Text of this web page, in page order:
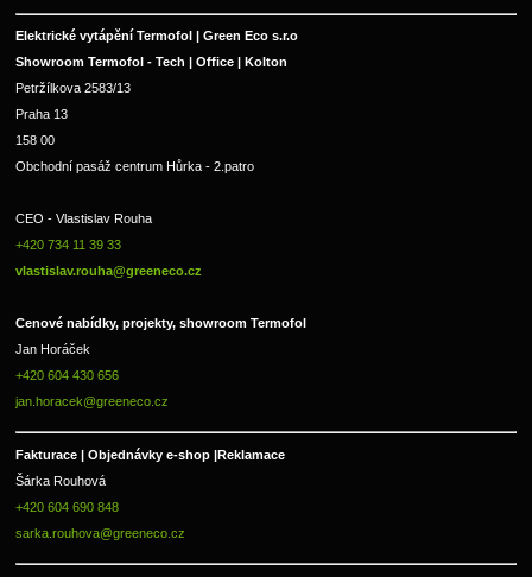
Elektrické vytápění Termofol | Green Eco s.r.o
Showroom Termofol - Tech | Office | Kolton
Petržílkova 2583/13
Praha 13
158 00
Obchodní pasáž centrum Hůrka - 2.patro
CEO - Vlastislav Rouha
+420 734 11 39 33
vlastislav.rouha@greeneco.cz
Cenové nabídky, projekty, showroom Termofol
Jan Horáček
+420 604 430 656
jan.horacek@greeneco.cz
Fakturace | Objednávky e-shop |Reklamace
Šárka Rouhová
+420 604 690 848
sarka.rouhova@greeneco.cz